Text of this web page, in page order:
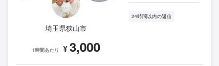
埼玉県狭山市
1時間あたり ¥3,000
24時間以内の返信